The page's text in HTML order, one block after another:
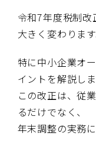
令和7年度税制改
大きく変わります
特に中小企業オ
イントを解説しま
この改正は、従
るだけでなく、
年末調整の実務